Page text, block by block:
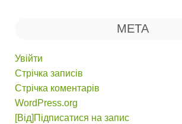
МЕТА
Увійти
Стрічка записів
Стрічка коментарів
WordPress.org
[Від]Підписатися на запис